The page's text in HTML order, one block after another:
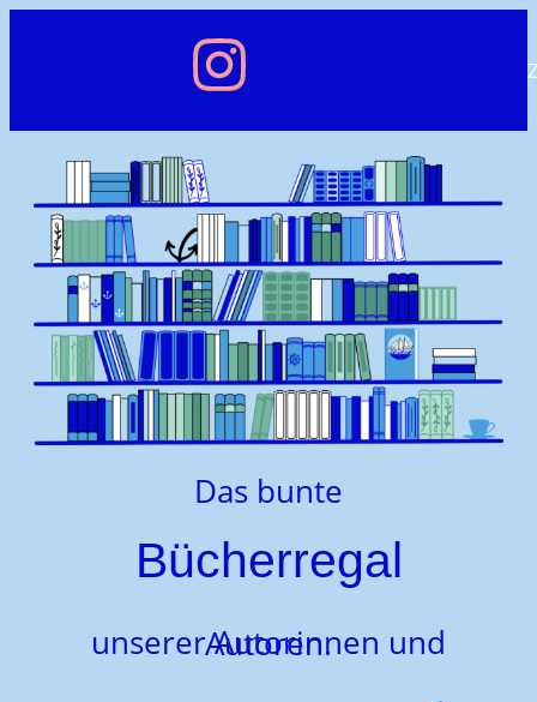
Das bunte
Bücherregal
unserer Autorinnen und Autoren.